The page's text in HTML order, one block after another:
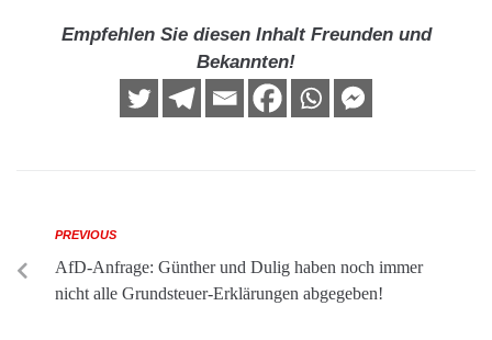
Empfehlen Sie diesen Inhalt Freunden und
Bekannten!
PREVIOUS
AfD-Anfrage: Günther und Dulig haben noch immer
nicht alle Grundsteuer-Erklärungen abgegeben!